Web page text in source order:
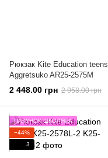
Рюкзак Kite Education teens
Aggretsuko AR25-2575M
2 448.00 грн 2 958.00 грн
ПАКУНОК ШКОЛЯРА
−44%
3